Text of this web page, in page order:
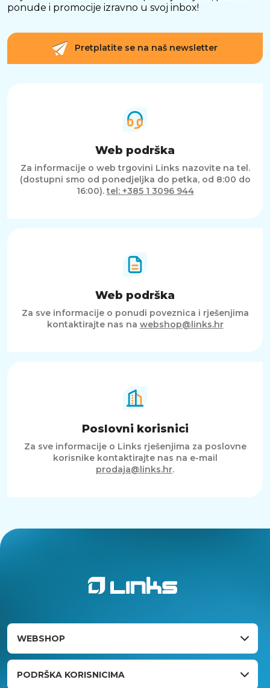
ponude i promocije izravno u svoj inbox!
Pretplatite se na naš newsletter
Web podrška
Za informacije o web trgovini Links nazovite na tel.
(dostupni smo od ponedjeljka do petka, od 8:00 do
16:00).tel: +385 1 3096 944
Web podrška
Za sve informacije o ponudi poveznica i rješenjima
kontaktirajte nas na webshop@links.hr
Poslovni korisnici
Za sve informacije o Links rješenjima za poslovne
korisnike kontaktirajte nas na e-mail
prodaja@links.hr.
WEBSHOP
PODRŠKA KORISNICIMA